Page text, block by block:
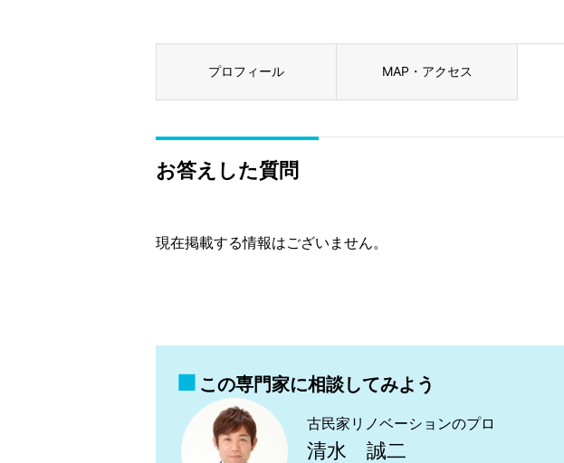
プロフィール MAP・アクセス
お答えした質問
現在掲載する情報はございません。
この専門家に相談してみよう
古民家リノベーションのプロ
清水 誠二